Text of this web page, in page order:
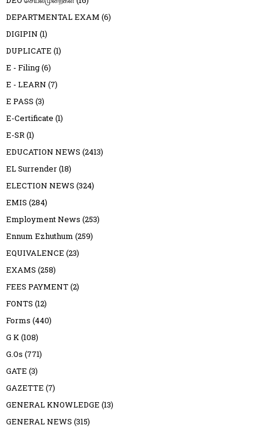
DEPARTMENTAL EXAM (6)
DIGIPIN (1)
DUPLICATE (1)
E - Filing(6)
E - LEARN (7)
E PASS (3)
E-Certificate (1)
E-SR(1)
EDUCATION NEWS (2413)
EL Surrender(18)
ELECTION NEWS (324)
EMIS (284)
Employment News (253)
Ennum Ezhuthum (259)
EQUIVALENCE (23)
EXAMS (258)
FEES PAYMENT(2)
FONTS (12)
Forms (440)
G K(108)
G.Os (771)
GATE (3)
GAZETTE (7)
GENERAL KNOWLEDGE (13)
GENERAL NEWS (315)